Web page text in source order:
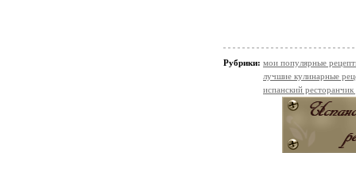
Рубрики: мои популярные
лучшие кулинарные
испанский